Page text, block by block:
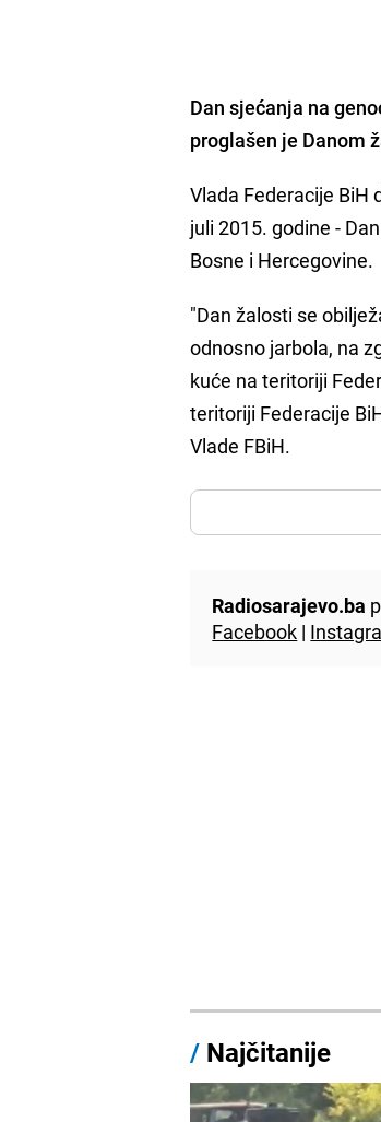
Dan sjećanja na
proglašen je Danom
Vlada Federacije BiH
juli 2015. godine -
Bosne i Hercegovine.
"Dan žalosti se
odnosno jarbola, na
kuće na teritoriji
teritoriji Federacije
Vlade FBiH.
Radiosarajevo.ba
Facebook |
/ Najčitanije